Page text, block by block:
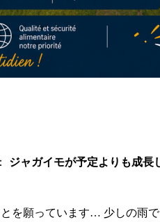
ジャガイモが予定よりも成長
を願っています… 少しの雨